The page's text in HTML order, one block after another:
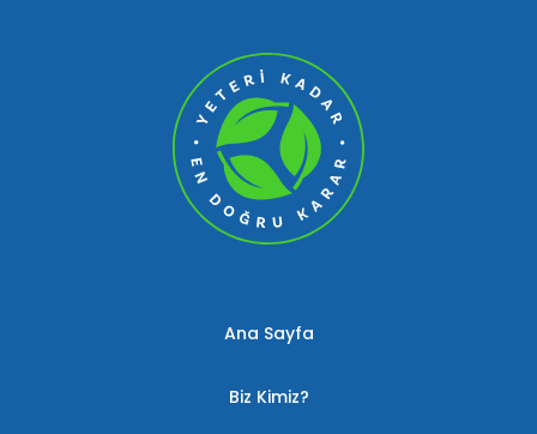
Ana Sayfa
Biz Kimiz?